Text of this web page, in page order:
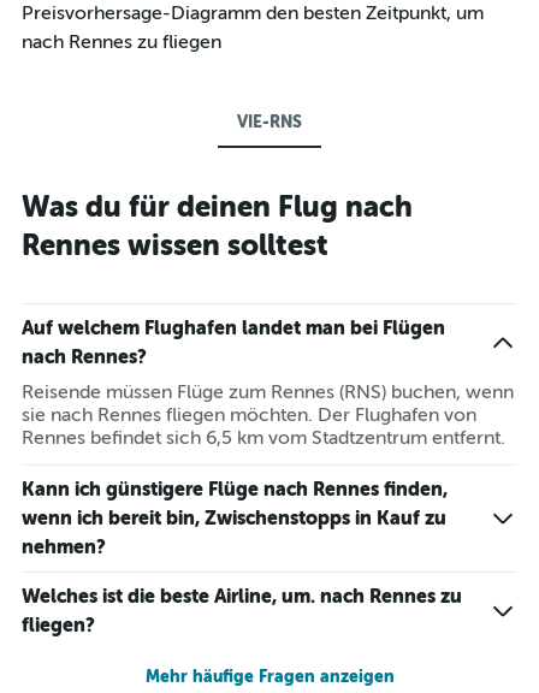
Preisvorhersage-Diagramm den besten Zeitpunkt, um
nach Rennes zu fliegen
VIE-RNS
Was du für deinen Flug nach
Rennes wissen solltest
Auf welchem Flughafen landet man bei Flügen
nach Rennes?
Reisende müssen Flüge zum Rennes (RNS) buchen, wenn
sie nach Rennes fliegen möchten. Der Flughafen von
Rennes befindet sich 6,5 km vom Stadtzentrum entfernt.
Kann ich günstigere Flüge nach Rennes finden,
wenn ich bereit bin, Zwischenstopps in Kauf zu
nehmen?
Welches ist die beste Airline, um. nach Rennes zu
fliegen?
Mehr häufige Fragen anzeigen